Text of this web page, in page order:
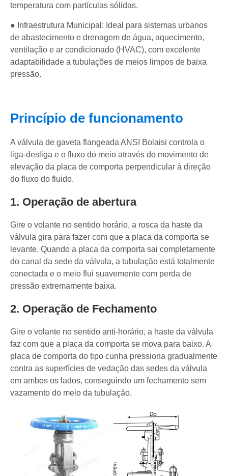
temperatura com partículas sólidas.
● Infraestrutura Municipal: Ideal para sistemas urbanos
de abastecimento e drenagem de água, aquecimento,
ventilação e ar condicionado (HVAC), com excelente
adaptabilidade a tubulações de meios limpos de baixa
pressão.
Princípio de funcionamento
A válvula de gaveta flangeada ANSI Bolaisi controla o
liga-desliga e o fluxo do meio através do movimento de
elevação da placa de comporta perpendicular à direção
do fluxo do fluido.
1. Operação de abertura
Gire o volante no sentido horário, a rosca da haste da
válvula gira para fazer com que a placa da comporta se
levante. Quando a placa da comporta sai completamente
do canal da sede da válvula, a tubulação está totalmente
conectada e o meio flui suavemente com perda de
pressão extremamente baixa.
2. Operação de Fechamento
Gire o volante no sentido anti-horário, a haste da válvula
faz com que a placa da comporta se mova para baixo. A
placa de comporta do tipo cunha pressiona gradualmente
contra as superfícies de vedação das sedes da válvula
em ambos os lados, conseguindo um fechamento sem
vazamento do meio da tubulação.